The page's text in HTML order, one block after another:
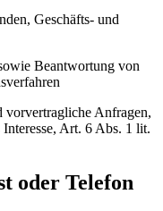
Geschäfts- und
Beantwortung von
vorvertragliche Anfragen,
Art. 6 Abs. 1 lit.
oder Telefon